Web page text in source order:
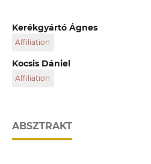
Kerékgyártó Ágnes
Affiliation
Fővárosi Szabó Ervin Könyvtár
Szociológiai Gyűjtemény,
Kocsis Dániel
Affiliation
ABSZTRAKT